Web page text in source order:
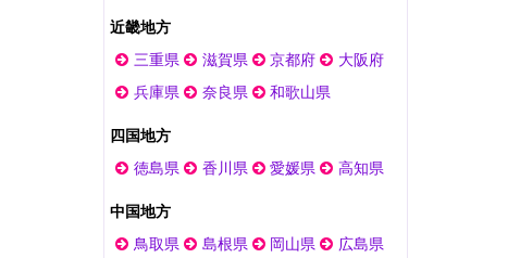
近畿地方
三重県
滋賀県 京都府
大阪府
兵庫県
奈良県 和歌山県
四国地方
徳島県
香川県 愛媛県 高知県
中国地方
鳥取県
島根県 岡山県
広島県